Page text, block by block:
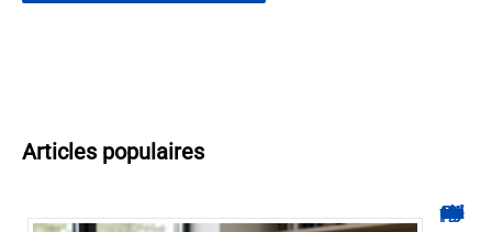
Articles populaires
Hyperplanning INSA CVL : comment suivre votre planning ?